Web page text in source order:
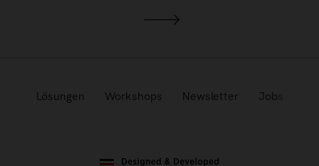
Lösungen Workshops Newsletter Jobs